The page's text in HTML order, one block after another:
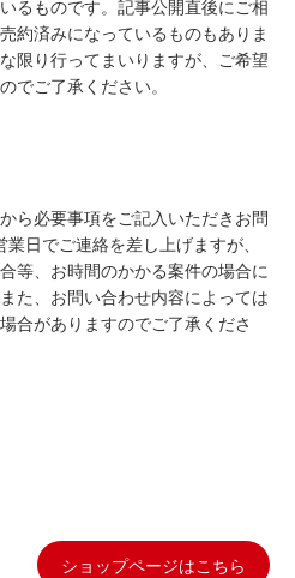
るものです。記事公開直後にご相
約済みになっているものもありま
限り行ってまいりますが、ご希望
でご了承ください。
ら必要事項をご記入いただきお問
日でご連絡を差し上げますが、
等、お時間のかかる案件の場合に
た、お問い合わせ内容によっては
合がありますのでご了承くださ
ショップページはこちら